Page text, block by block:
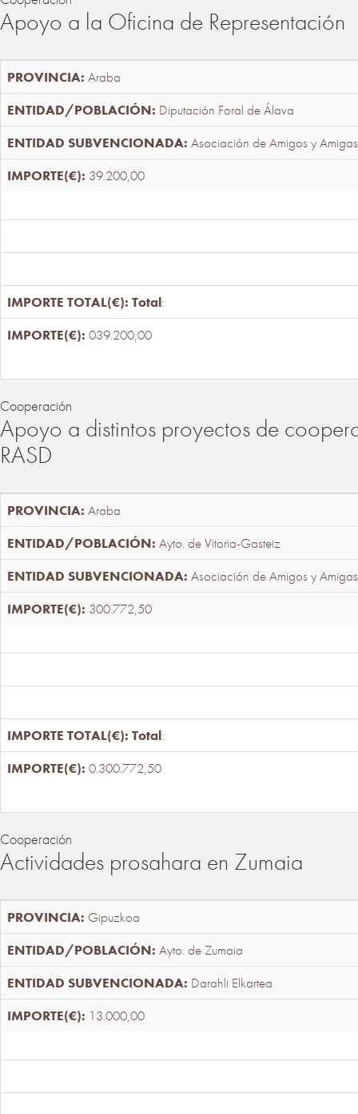
Apoyo a la Oficina de Representación
Araba
Diputación Foral de Álava
Asociación de Amigos y
39.200,00
Total:
039.200,00
Cooperación
Apoyo a distintos proyectos de
RASD
Araba
Ayto. de Vitoria-Gasteiz
Asociación de Amigos y
300.772,50
Total:
0.300.772,50
Cooperación
Actividades prosahara en Zumaia
Gipuzkoa
Ayto. de Zumaia
Darahli Elkartea
13.000,00